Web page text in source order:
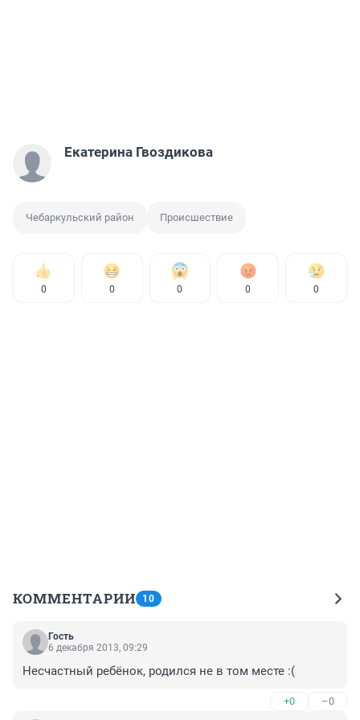
Екатерина Гвоздикова
Чебаркульский район Происшествие
0 0 0 0 0
КОММЕНТАРИИ 10
Гость
6 декабря 2013, 09:29
Несчастный ребёнок, родился не в том месте :(
+0 –0